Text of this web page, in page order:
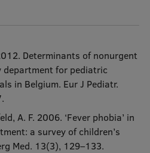
Determinants of nonurgent
department for pediatric
in Belgium. Eur J Pediatr.
A. F. 2006. ‘Fever phobia’ in
a survey of children’s
Med. 13(3), 129–133.